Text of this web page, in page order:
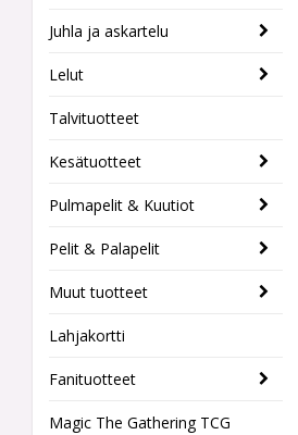
Juhla ja askartelu
Lelut
Talvituotteet
Kesätuotteet
Pulmapelit & Kuutiot
Pelit & Palapelit
Muut tuotteet
Lahjakortti
Fanituotteet
Magic The Gathering TCG